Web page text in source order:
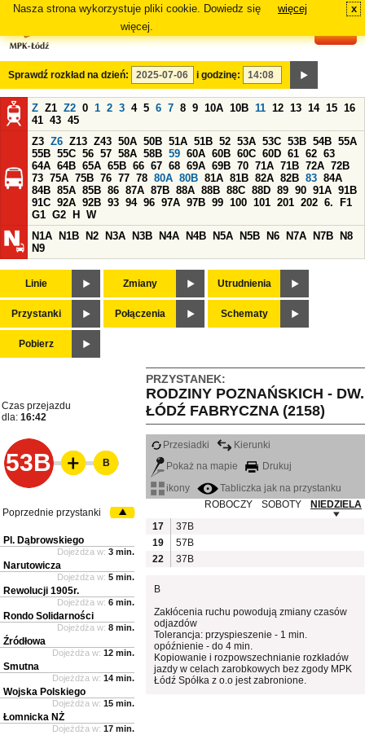
Nasza strona wykorzystuje pliki cookie. Dowiedz się
więcej.
więcej x
Sprawdź rozkład na dzień: i godzinę:
Z Z1 Z2 0 1 2 3 4 5 6 7 8 9 10A 10B 11 12 13 14 15 16
41 43 45
Z3 Z6 Z13 Z43 50A 50B 51A 51B 52 53A 53C 53B 54B 55A
55B 55C 56 57 58A 58B 59 60A 60B 60C 60D 61 62 63
64A 64B 65A 65B 66 67 68 69A 69B 70 71A 71B 72A 72B
73 75A 75B 76 77 78 80A 80B 81A 81B 82A 82B 83 84A
84B 85A 85B 86 87A 87B 88A 88B 88C 88D 89 90 91A 91B
91C 92A 92B 93 94 96 97A 97B 99 100 101 201 202 6.
F1
G1 G2 H
W
N1A
N1B N2 N3A N3B N4A N4B N5A N5B N6 N7A N7B
N8
N9
Linie Zmiany Utrudnienia
Przystanki Połączenia Schematy
Pobierz
PRZYSTANEK:
RODZINY POZNAŃSKICH - DW.
ŁÓDŹ FABRYCZNA (2158)
Czas przejazdu
dla: 16:42
53B
Przesiadki
Kierunki
Pokaż na mapie
Drukuj
ikony
Tabliczka jak na przystanku
ROBOCZY
SOBOTY
NIEDZIELA
17
37B
19
57B
22
37B
B
Zakłócenia ruchu powodują zmiany czasów
odjazdów
Tolerancja: przyspieszenie - 1 min.
opóźnienie - do 4 min.
Kopiowanie i rozpowszechnianie rozkładów
jazdy w celach zarobkowych bez zgody MPK
Łódź Spółka z o.o jest zabronione.
B
Poprzednie przystanki
Pl. Dąbrowskiego
Dojeżdża w: 3 min.
Narutowicza
Dojeżdża w: 5 min.
Rewolucji 1905r.
Dojeżdża w: 6 min.
Rondo Solidarności
Dojeżdża w: 8 min.
Źródłowa
Dojeżdża w: 12 min.
Smutna
Dojeżdża w: 14 min.
Wojska Polskiego
Dojeżdża w: 15 min.
Łomnicka NŻ
Dojeżdża w: 17 min.